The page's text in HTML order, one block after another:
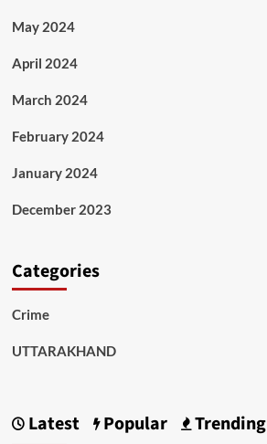
May 2024
April 2024
March 2024
February 2024
January 2024
December 2023
Categories
Crime
UTTARAKHAND
Latest Popular Trending